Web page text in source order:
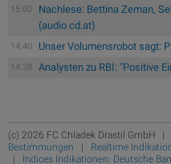
15:00
Nachlese: Bettina Zeman,
(audio cd.at)
14:40 Unser Volumensrobot sagt:
14:28 Analysten zu RBI: "Positive
(c) 2026 FC Chladek Drastil GmbH |
Bestimmungen | Realtime
| Indices Indikationen: Deutsche